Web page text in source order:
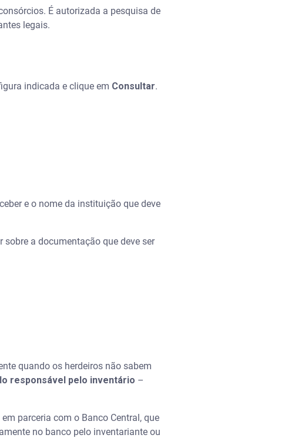
É autorizada a pesquisa de
legais.
indicada e clique em Consultar.
e o nome da instituição que deve
a documentação que deve ser
quando os herdeiros não sabem
responsável pelo inventário –
parceria com o Banco Central, que
no banco pelo inventariante ou